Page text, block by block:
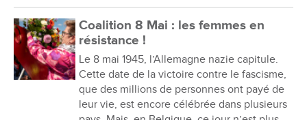
Coalition 8 Mai : les femmes en
résistance !
Le 8 mai 1945, l’Allemagne nazie capitule.
Cette date de la victoire contre le fascisme,
que des millions de personnes ont payé de
leur vie, est encore célébrée dans plusieurs